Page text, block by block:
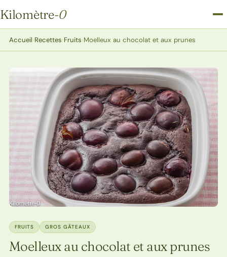
Kilomètre-0
Kilomètre-0
Accueil›Recettes›Fruits›Moelleux au chocolat et aux prunes
FRUITS GROS GÂTEAUX
Moelleux au chocolat et aux prunes